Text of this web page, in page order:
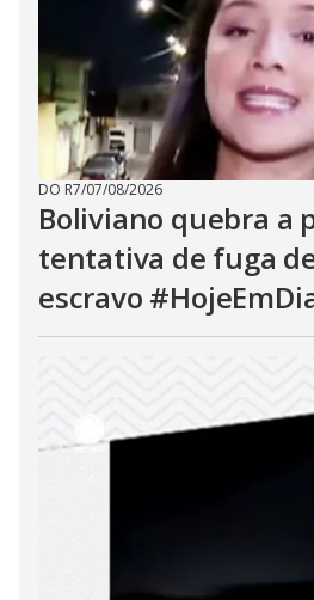
DO R7/07/08/2026
Boliviano quebra a
tentativa de fuga
escravo